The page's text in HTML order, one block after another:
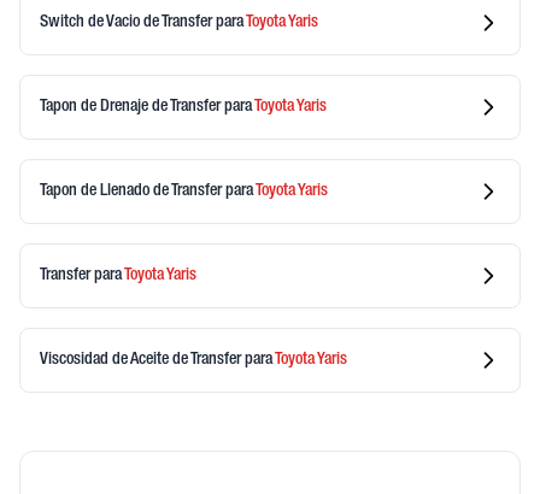
Switch de Vacio de TransferparaToyotaYaris
Tapon de Drenaje de TransferparaToyotaYaris
Tapon de Llenado de TransferparaToyotaYaris
TransferparaToyotaYaris
Viscosidad de Aceite de TransferparaToyotaYaris